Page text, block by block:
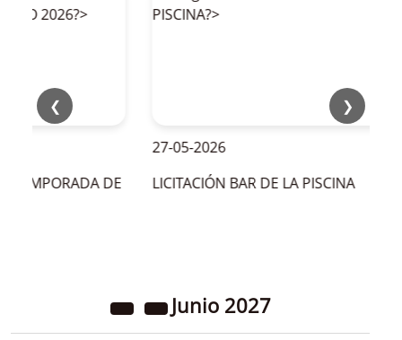
❮ ❯
TEMPORADA DE
27-05-2026
LICITACIÓN BAR DE LA PISCINA
Junio 2027